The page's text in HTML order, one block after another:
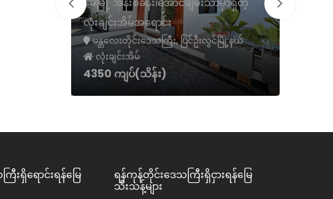
လုံးချင်းအိမ်အရောင်း
မန္တလေးတိုင်းဒေသကြီး, ပြင်ဦးလွင်မြို့နယ်
လုံးချင်းအိမ်
4350 ကျပ်(သိန်း)
း​ရှိရောင်းရန်မြေ
ရန်ကုန်တိုင်းဒေသကြီး​​ရှိငှားရန်မြေ
သီးသန့်များ